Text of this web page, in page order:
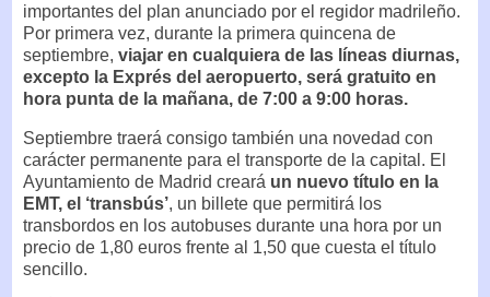
importantes del plan anunciado por el regidor madrileño.
Por primera vez, durante la primera quincena de
septiembre, viajar en cualquiera de las líneas diurnas,
excepto la Exprés del aeropuerto, será gratuito en
hora punta de la mañana, de 7:00 a 9:00 horas.
Septiembre traerá consigo también una novedad con
carácter permanente para el transporte de la capital. El
Ayuntamiento de Madrid creará un nuevo título en la
EMT, el ‘transbús’, un billete que permitirá los
transbordos en los autobuses durante una hora por un
precio de 1,80 euros frente al 1,50 que cuesta el título
sencillo.